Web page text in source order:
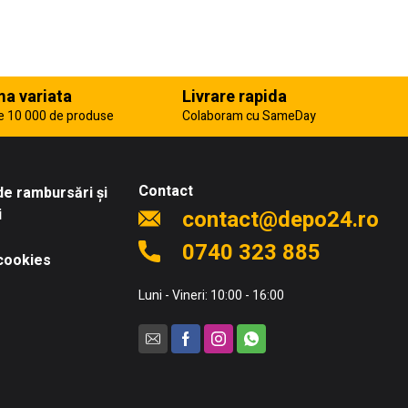
variata
10 000 de produse
Livrare rapida
Colaboram cu SameDay
rambursări și
Contact
contact@depo24.ro
0740 323 885
Luni - Vineri: 10:00 - 16:00